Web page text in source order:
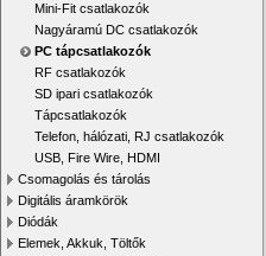
Mini-Fit csatlakozók
Nagyáramú DC csatlakozók
PC tápcsatlakozók
RF csatlakozók
SD ipari csatlakozók
Tápcsatlakozók
Telefon, hálózati, RJ csatlakozók
USB, Fire Wire, HDMI
Csomagolás és tárolás
Digitális áramkörök
Diódák
Elemek, Akkuk, Töltők